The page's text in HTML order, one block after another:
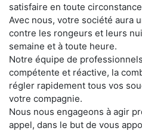
satisfaire en toute
Avec nous, votre société aura
contre les rongeurs et leurs
semaine et à toute heure.
Notre équipe de
compétente et réactive, la
régler rapidement tous vos
votre compagnie.
Nous nous engageons à agir
appel, dans le but de vous